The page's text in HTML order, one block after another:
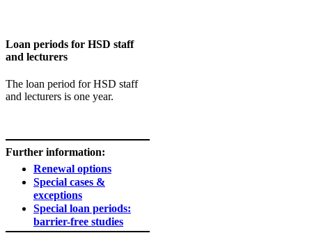
Loan periods for HSD staff
and lecturers
The loan period for HSD staff
and lecturers is one year.
Further information:
Renewal options
Special cases &
exceptions​
Special loan periods:
barrier-free studies​